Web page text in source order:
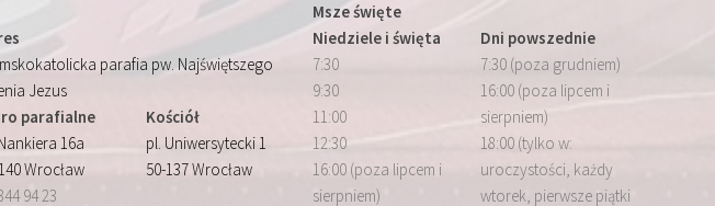
parafia pw. Najświętszego
Jezus
parafialne
16a
Wrocław
94 23
Kościół
pl. Uniwersytecki 1
50-137 Wrocław
Msze święte
Niedziele i święta
7:30
9:30
11:00
12:30
16:00 (poza lipcem i
sierpniem)
Dni powszednie
7:30 (poza grudniem)
16:00 (poza lipcem i
sierpniem)
18:00 (tylko w:
uroczystości, każdy
wtorek, pierwsze piątki